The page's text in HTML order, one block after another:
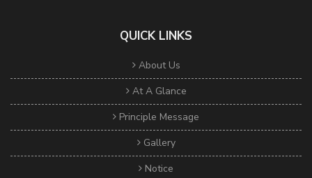
QUICK LINKS
About Us
At A Glance
Principle Message
Gallery
Notice